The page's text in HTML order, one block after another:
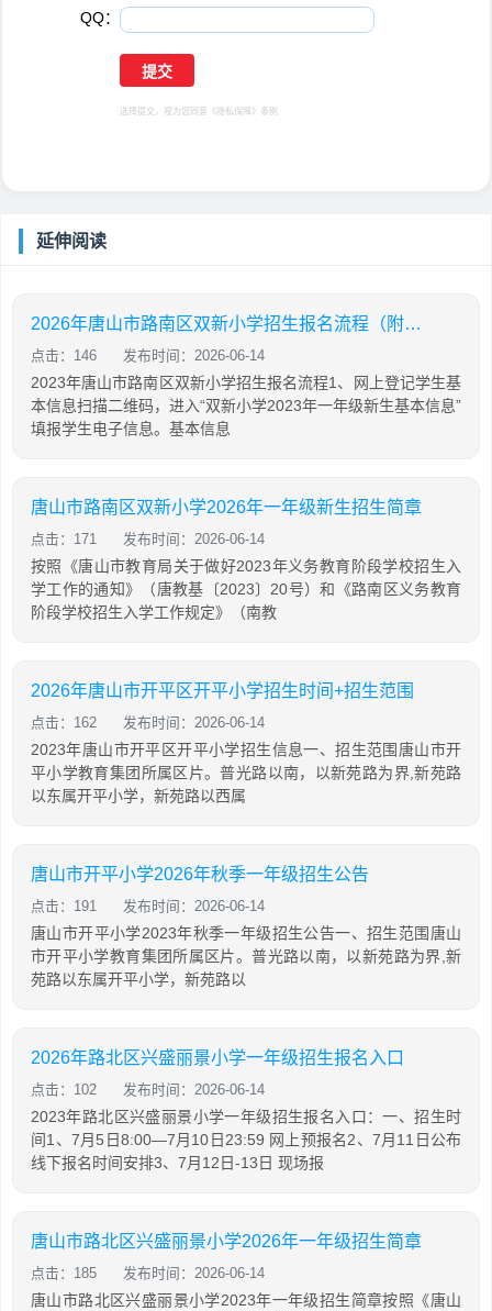
QQ：
选择提交，视为您同意 《隐私保障》 条例
延伸阅读
2026年唐山市路南区双新小学招生报名流程（附入口）
点击：146 发布时间：2026-06-14
2023年唐山市路南区双新小学招生报名流程1、网上登记学生基
本信息扫描二维码，进入“双新小学2023年一年级新生基本信息”
填报学生电子信息。基本信息
唐山市路南区双新小学2026年一年级新生招生简章
点击：171 发布时间：2026-06-14
按照《唐山市教育局关于做好2023年义务教育阶段学校招生入
学工作的通知》（唐教基〔2023〕20号）和《路南区义务教育
阶段学校招生入学工作规定》（南教
2026年唐山市开平区开平小学招生时间+招生范围
点击：162 发布时间：2026-06-14
2023年唐山市开平区开平小学招生信息一、招生范围唐山市开
平小学教育集团所属区片。普光路以南，以新苑路为界,新苑路
以东属开平小学，新苑路以西属
唐山市开平小学2026年秋季一年级招生公告
点击：191 发布时间：2026-06-14
唐山市开平小学2023年秋季一年级招生公告一、招生范围唐山
市开平小学教育集团所属区片。普光路以南，以新苑路为界,新
苑路以东属开平小学，新苑路以
2026年路北区兴盛丽景小学一年级招生报名入口
点击：102 发布时间：2026-06-14
2023年路北区兴盛丽景小学一年级招生报名入口：一、招生时
间1、7月5日8:00—7月10日23:59 网上预报名2、7月11日公布
线下报名时间安排3、7月12日-13日 现场报
唐山市路北区兴盛丽景小学2026年一年级招生简章
点击：185 发布时间：2026-06-14
唐山市路北区兴盛丽景小学2023年一年级招生简章按照《唐山